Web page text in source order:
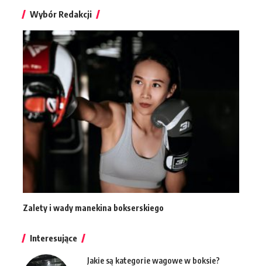
Wybór Redakcji
Zalety i wady manekina bokserskiego
Interesujące
Jakie są kategorie wagowe w boksie?